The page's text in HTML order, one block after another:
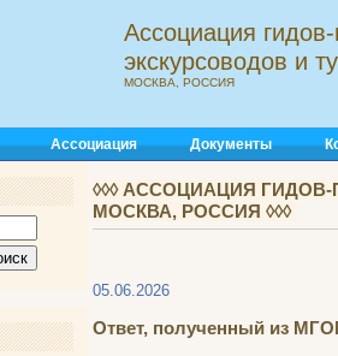
Ассоциация
экскурсоводов и
МОСКВА, РОССИЯ
Ассоциация Документы
◊◊◊ АССОЦИАЦИЯ
МОСКВА, РОССИЯ ◊◊◊
05.06.2026
Ответ, полученный из